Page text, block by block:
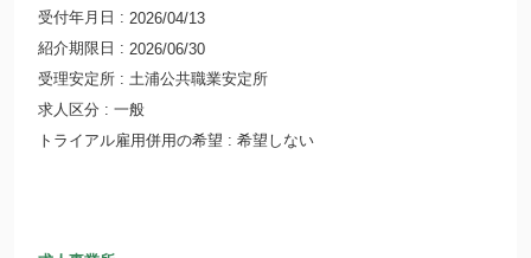
受付年月日
2026/04/13
紹介期限日
2026/06/30
受理安定所
土浦公共職業安定所
求人区分
一般
トライアル雇用併用の希望
希望しない